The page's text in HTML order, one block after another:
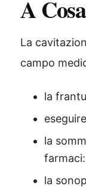
A
La
campo
la
la
farmaci:
la